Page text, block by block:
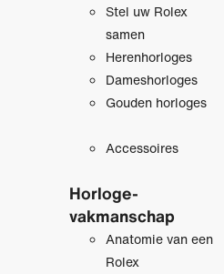
Stel uw Rolex
samen
Herenhorloges
Dameshorloges
Gouden horloges
Accessoires
Horloge­
vakmanschap
Anatomie van een
Rolex